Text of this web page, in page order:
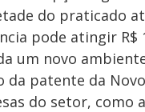
do praticado
pode atingir R$
um novo
patente da
do setor, como